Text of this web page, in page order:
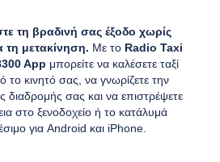
τη βραδινή σας έξοδο χωρίς
τη μετακίνηση. Με το Radio Taxi
App μπορείτε να καλέσετε ταξί
το κινητό σας, να γνωρίζετε την
διαδρομής σας και να επιστρέψετε
στο ξενοδοχείο ή το κατάλυμά
για Android και iPhone